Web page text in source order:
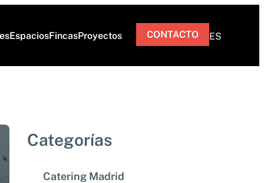
EspaciosFincasProyectos CONTACTO ES
Categorías
Catering Madrid